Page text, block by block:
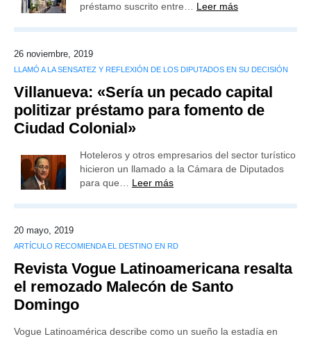
préstamo suscrito entre… Leer más
26 noviembre, 2019
LLAMÓ A LA SENSATEZ Y REFLEXIÓN DE LOS DIPUTADOS EN SU DECISIÓN
Villanueva: «Sería un pecado capital
politizar préstamo para fomento de
Ciudad Colonial»
Hoteleros y otros empresarios del sector turístico
hicieron un llamado a la Cámara de Diputados
para que… Leer más
20 mayo, 2019
ARTÍCULO RECOMIENDA EL DESTINO EN RD
Revista Vogue Latinoamericana resalta
el remozado Malecón de Santo
Domingo
Vogue Latinoamérica describe como un sueño la estadía en